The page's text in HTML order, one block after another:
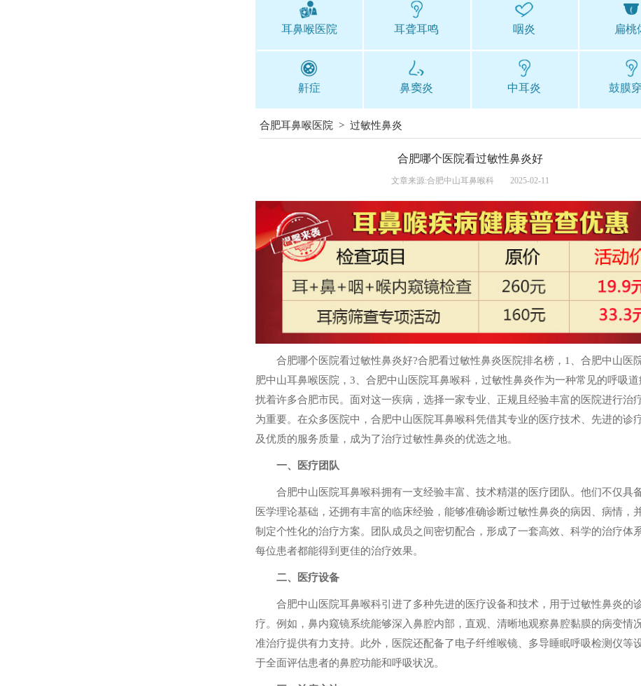
耳鼻喉医院 耳聋耳鸣 咽炎 扁桃
鼾症 鼻窦炎 中耳炎 鼓膜
合肥耳鼻喉医院 >过敏性鼻炎
合肥哪个医院看过敏性鼻炎好
文章来源:合肥中山耳鼻喉科 2025-02-11
合肥哪个医院看过敏性鼻炎好?合肥看过敏性鼻炎医院排名榜，1、合肥中山医
肥中山耳鼻喉医院，3、合肥中山医院耳鼻喉科，过敏性鼻炎作为一种常见的呼吸道
扰着许多合肥市民。面对这一疾病，选择一家专业、正规且经验丰富的医院进行治
为重要。在众多医院中，合肥中山医院耳鼻喉科凭借其专业的医疗技术、先进的诊
及优质的服务质量，成为了治疗过敏性鼻炎的优选之地。
一、医疗团队
合肥中山医院耳鼻喉科拥有一支经验丰富、技术精湛的医疗团队。他们不仅具
医学理论基础，还拥有丰富的临床经验，能够准确诊断过敏性鼻炎的病因、病情，
制定个性化的治疗方案。团队成员之间密切配合，形成了一套高效、科学的治疗体
每位患者都能得到更佳的治疗效果。
二、医疗设备
合肥中山医院耳鼻喉科引进了多种先进的医疗设备和技术，用于过敏性鼻炎的
疗。例如，鼻内窥镜系统能够深入鼻腔内部，直观、清晰地观察鼻腔黏膜的病变情
准治疗提供有力支持。此外，医院还配备了电子纤维喉镜、多导睡眠呼吸检测仪等
于全面评估患者的鼻腔功能和呼吸状况。